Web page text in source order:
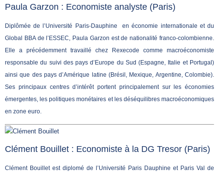
Paula Garzon : Economiste analyste (Paris)
Diplômée de l’Université Paris-Dauphine en économie internationale et du
Global BBA de l’ESSEC, Paula Garzon est de nationalité franco-colombienne.
Elle a précédemment travaillé chez Rexecode comme macroéconomiste
responsable du suivi des pays d’Europe du Sud (Espagne, Italie et Portugal)
ainsi que des pays d’Amérique latine (Brésil, Mexique, Argentine, Colombie).
Ses principaux centres d’intérêt portent principalement sur les économies
émergentes, les politiques monétaires et les déséquilibres macroéconomiques
en zone euro.
Clément Bouillet : Economiste à la DG Tresor (Paris)
Clément Bouillet est diplomé de l’Université Paris Dauphine et Paris Val de